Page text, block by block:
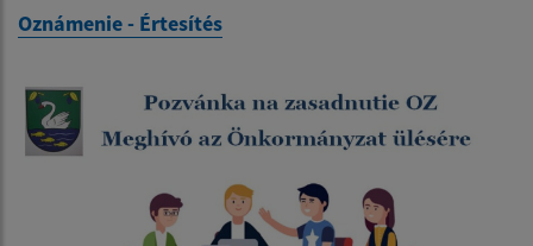
Oznámenie - Értesítés